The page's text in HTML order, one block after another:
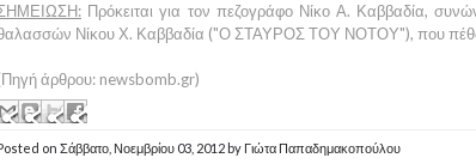
Πρόκειται για τον πεζογράφο Νίκο Α. Καββαδία,
Νίκου Χ. Καββαδία ("Ο ΣΤΑΥΡΟΣ ΤΟΥ ΝΟΤΟΥ"), που
άρθρου: newsbomb.gr)
on Σάββατο, Νοεμβρίου 03, 2012 by Γιώτα Παπαδημακοπούλου